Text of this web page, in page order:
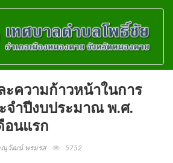
ะความก้าวหน้าในการ
จำปีงบประมาณ พ.ศ.
ดือนแรก
ณุวัฒน์ พรมรส 5752